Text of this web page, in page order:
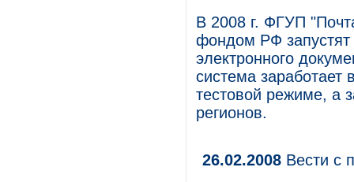
В 2008 г. ФГУП
фондом РФ
электронного
система заработает
тестовой режиме, а
регионов.
26.02.2008 Вести с